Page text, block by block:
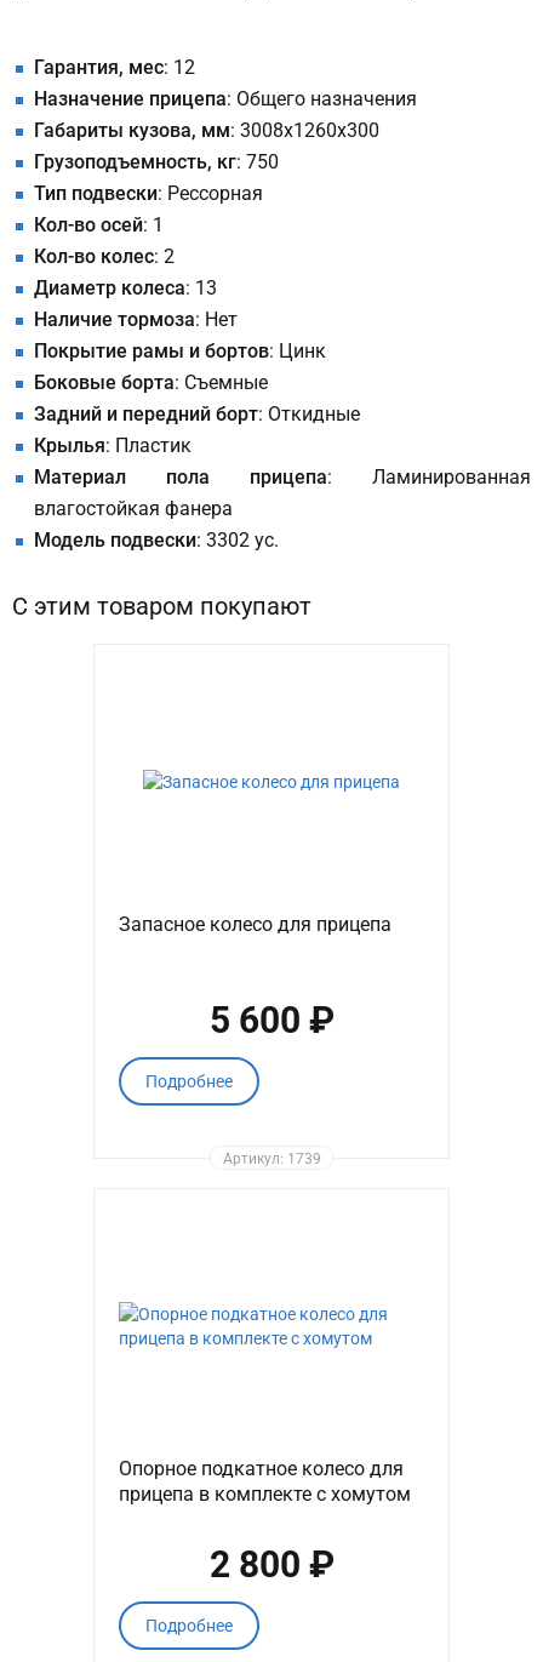
Гарантия, мес: 12
Назначение прицепа: Общего назначения
Габариты кузова, мм: 3008х1260х300
Грузоподъемность, кг: 750
Тип подвески: Рессорная
Кол-во осей: 1
Кол-во колес: 2
Диаметр колеса: 13
Наличие тормоза: Нет
Покрытие рамы и бортов: Цинк
Боковые борта: Съемные
Задний и передний борт: Откидные
Крылья: Пластик
Материал пола прицепа: Ламинированная
влагостойкая фанера
Модель подвески: 3302 ус.
С этим товаром покупают
Запасное колесо для прицепа
5 600 ₽
Подробнее
Артикул: 1739
Опорное подкатное колесо для
прицепа в комплекте с хомутом
2 800 ₽
Подробнее